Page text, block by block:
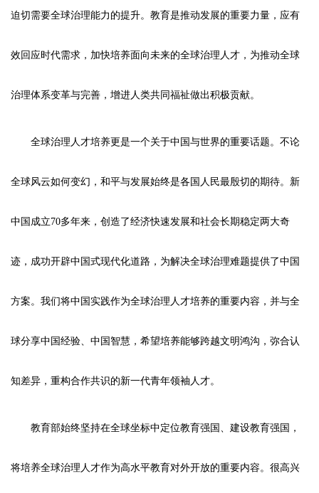
迫切需要全球治理能力的提升。教育是推动发展的重要力量，应有
效回应时代需求，加快培养面向未来的全球治理人才，为推动全球
治理体系变革与完善，增进人类共同福祉做出积极贡献。
全球治理人才培养更是一个关于中国与世界的重要话题。不论
全球风云如何变幻，和平与发展始终是各国人民最殷切的期待。新
中国成立70多年来，创造了经济快速发展和社会长期稳定两大奇
迹，成功开辟中国式现代化道路，为解决全球治理难题提供了中国
方案。我们将中国实践作为全球治理人才培养的重要内容，并与全
球分享中国经验、中国智慧，希望培养能够跨越文明鸿沟，弥合认
知差异，重构合作共识的新一代青年领袖人才。
教育部始终坚持在全球坐标中定位教育强国、建设教育强国，
将培养全球治理人才作为高水平教育对外开放的重要内容。很高兴